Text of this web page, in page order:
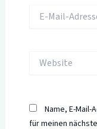
Mail-
Name, E-
für meinen